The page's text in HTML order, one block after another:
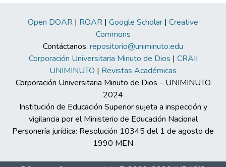
Open DOAR | ROAR | Google Scholar | Creative
Commons
Contáctanos: repositorio@uniminuto.edu
Corporación Universitaria Minuto de Dios | CRAII
UNIMINUTO | Revistas Académicas
Corporación Universitaria Minuto de Dios – UNIMINUTO
2024
Institución de Educación Superior sujeta a inspección y
vigilancia por el Ministerio de Educación Nacional
Personería jurídica: Resolución 10345 del 1 de agosto de
1990 MEN